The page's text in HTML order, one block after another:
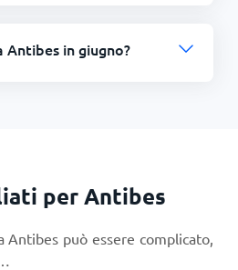
Antibes in giugno?
per Antibes
può essere complicato,